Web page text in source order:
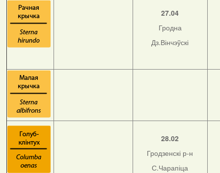
27.04
Гродна
Дз.Вінчэўскі
28.02
Гродзенскі р-н
С.Чарапіца